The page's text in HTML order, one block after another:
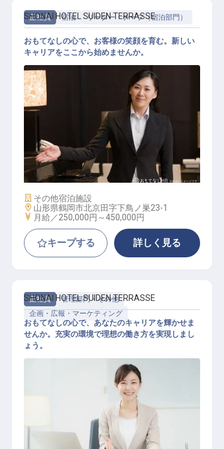
正社員 宿泊 リーダー・チーフ（宿泊部門）
レセプションリーダー
SHONAI HOTEL SUIDEN TERRASSE
おもてなしの心で、お客様の笑顔を育む。新しい
キャリアをここから始めませんか。
施設業態
その他宿泊施設
勤務地
山形県鶴岡市北京田字下鳥ノ巣23-1
給与
月給／250,000円～450,000円
キープする 詳しく見る
正社員
管理部門・その他
企画・広報・マーケティング
SHONAI HOTEL SUIDEN TERRASSE
おもてなしの心で、あなたのキャリアを輝かせま
せんか。充実の環境で理想の働き方を実現しまし
ょう。